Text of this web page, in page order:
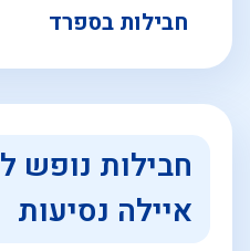
חבילות בספרד
חבילות נופש
איילה נסיעות